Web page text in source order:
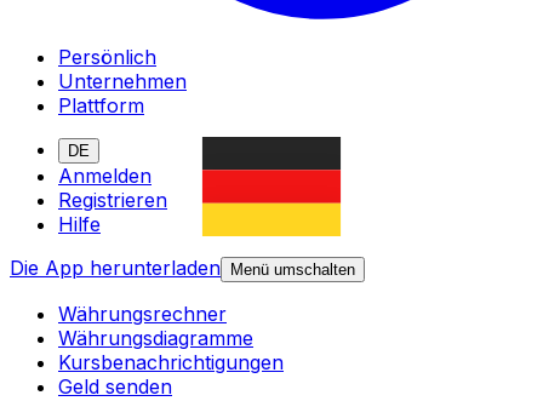
Persönlich
Unternehmen
Plattform
DE
Anmelden
Registrieren
Hilfe
Die App herunterladen
Menü umschalten
Währungsrechner
Währungsdiagramme
Kursbenachrichtigungen
Geld senden